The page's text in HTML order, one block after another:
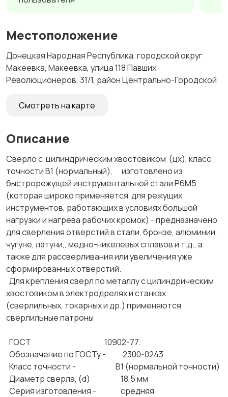
Местоположение
Донецкая Народная Республика, городской округ
Макеевка, Макеевка, улица 118 Павших
Революционеров, 31/1, район Центрально-Городской
Смотреть на карте
Описание
Сверло с цилиндрическим хвостовиком (цх), класс
точности В1 (нормальный), изготовлено из
быстрорежущей инструментальной стали Р6М5
(которая широко применяется для режущих
инструментов, работающих в условиях большой
нагрузки и нагрева рабочих кромок) - предназначено
для сверления отверстий в стали, бронзе, алюминии,
чугуне, латуни,, медно-никелевых сплавов и т.д., а
также для рассверливания или увеличения уже
сформированных отверстий.
Для крепления сверл по металлу с цилиндрическим
хвостовиком в электродрелях и станках
(сверлильных, токарных и др.) применяются
сверлильные патроны
ГОСТ 10902-77.
Обозначение по ГОСТу - 2300-0243
Класс точности - В1 (нормальной точности)
Диаметр сверла, (d) 18,5 мм
Серия изготовления - средняя